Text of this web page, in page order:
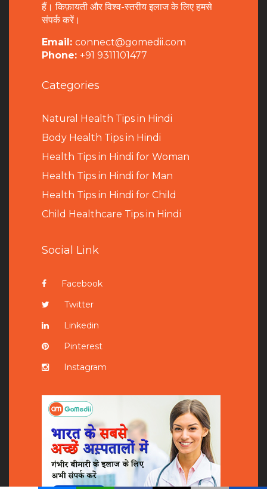
हैं। किफ़ायती और विश्व-स्तरीय इलाज के लिए हमसे
संपर्क करें।
Email: connect@gomedii.com
Phone: +91 9311101477
Categories
Natural Health Tips in Hindi
Body Health Tips in Hindi
Health Tips in Hindi for Woman
Health Tips in Hindi for Man
Health Tips in Hindi for Child
Child Healthcare Tips in Hindi
Social Link
Facebook
Twitter
Linkedin
Pinterest
Instagram